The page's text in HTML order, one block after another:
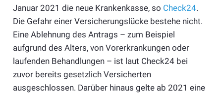
Januar 2021 die neue Krankenkasse, so Check24.
Die Gefahr einer Versicherungslücke bestehe nicht.
Eine Ablehnung des Antrags – zum Beispiel
aufgrund des Alters, von Vorerkrankungen oder
laufenden Behandlungen – ist laut Check24 bei
zuvor bereits gesetzlich Versicherten
ausgeschlossen. Darüber hinaus gelte ab 2021 eine